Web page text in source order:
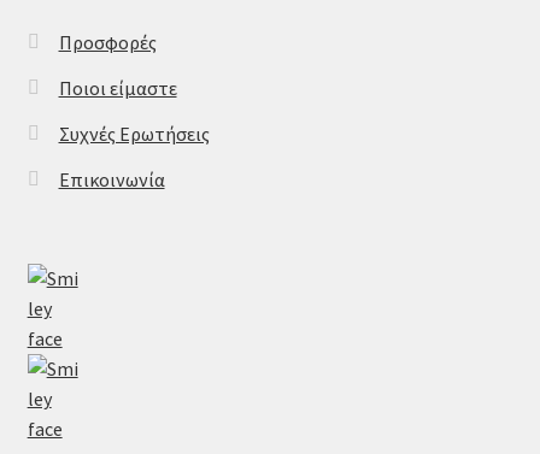
Προσφορές
Ποιοι είμαστε
Συχνές Ερωτήσεις
Επικοινωνία